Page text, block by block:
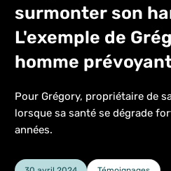
surmonter son
L'exemple de
homme
Pour Grégory, propriétaire de
lorsque sa santé se dégrade
années.